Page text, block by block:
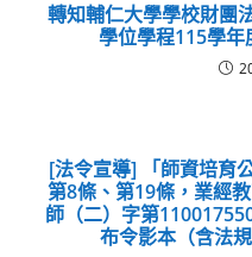
轉知輔仁大學學校財團
學位學程115學
[法令宣導] 「師資培育
第8條、第19條，業經
師（二）字第
布令影本（含法